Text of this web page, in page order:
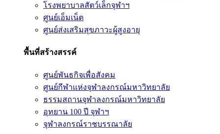
โรงพยาบาลสัตว์เล็กจุฬาฯ
ศูนย์เอ็มเน็ต
ศูนย์ส่งเสริมสุขภาวะผู้สูงอายุ
พื้นที่สร้างสรรค์
ศูนย์พันธกิจเพื่อสังคม
ศูนย์กีฬาแห่งจุฬาลงกรณ์มหาวิทยาลัย
ธรรมสถานจุฬาลงกรณ์มหาวิทยาลัย
อุทยาน 100 ปี จุฬาฯ
จุฬาลงกรณ์ราชบรรณาลัย